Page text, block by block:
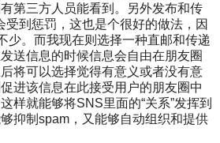
第三方人员能看到。另外发布和传
受到惩罚，这也是个很好的做法，因
少。而我现在则选择一种直邮和传递
送信息的时候信息会自由在朋友圈
将可以选择觉得有意义或者没有意
进该信息在此接受用户的朋友圈中
样就能够将SNS里面的“关系”发挥到
抑制spam，又能够自动组织和提供